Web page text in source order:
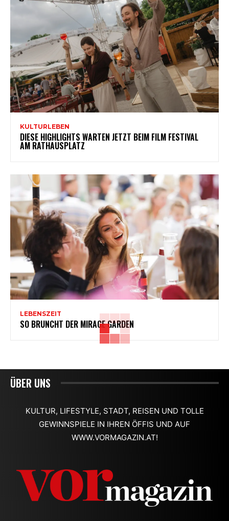
KULTURLEBEN
DIESE HIGHLIGHTS WARTEN JETZT BEIM FILM FESTIVAL
AM RATHAUSPLATZ
LEBENSZEIT
SO BRUNCHT DER MIRAGE GARDEN